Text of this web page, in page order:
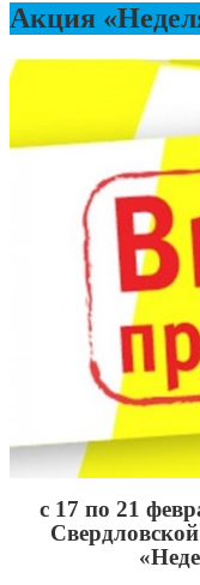
Акция
с 17 по 21